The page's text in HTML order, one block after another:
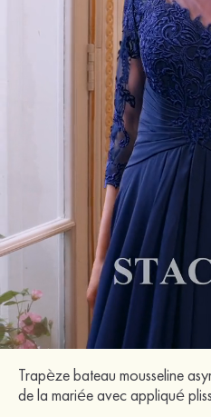
Trapèze bateau mousseline
de la mariée avec appliqué